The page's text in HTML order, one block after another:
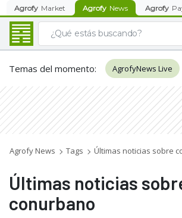
Agrofy Market Agrofy News Agrofy
Temas del momento: AgrofyNews Live
Agrofy News Tags Últimas noticias sobre
Últimas noticias
conurbano